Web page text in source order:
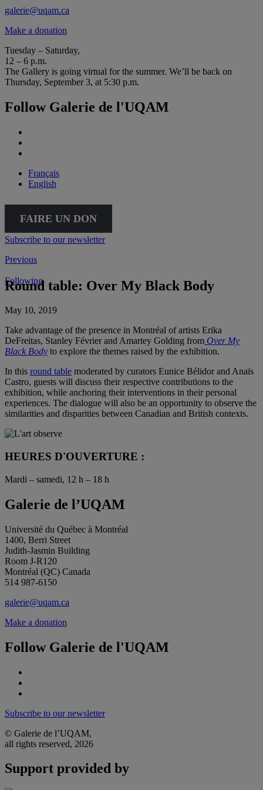
galerie@uqam.ca
Make a donation
Tuesday – Saturday,
12 – 6 p.m.
The Gallery is going virtual for the summer. We’ll be back on
Thursday, September 3, at 5:30 p.m.
Follow Galerie de l'UQAM
Français
English
FAIRE UN DON
Subscribe to our newsletter
Previous
Following
Round table: Over My Black Body
May 10, 2019
Take advantage of the presence in Montréal of artists Erika
DeFreitas, Stanley Février and Amartey Golding from Over My
Black Body to explore the themes raised by the exhibition.
In this round table moderated by curators Eunice Bélidor and Anaïs
Castro, guests will discuss their respective contributions to the
exhibition, while anchoring their interventions in their personal
experiences. The dialogue will also be an opportunity to observe the
similarities and disparities between Canadian and British contexts.
HEURES D'OUVERTURE :
Mardi – samedi, 12 h – 18 h
Galerie de l’UQAM
Université du Québec à Montréal
1400, Berri Street
Judith-Jasmin Building
Room J-R120
Montréal (QC) Canada
514 987-6150
galerie@uqam.ca
Make a donation
Follow Galerie de l'UQAM
Subscribe to our newsletter
© Galerie de l’UQAM,
all rights reserved, 2026
Support provided by